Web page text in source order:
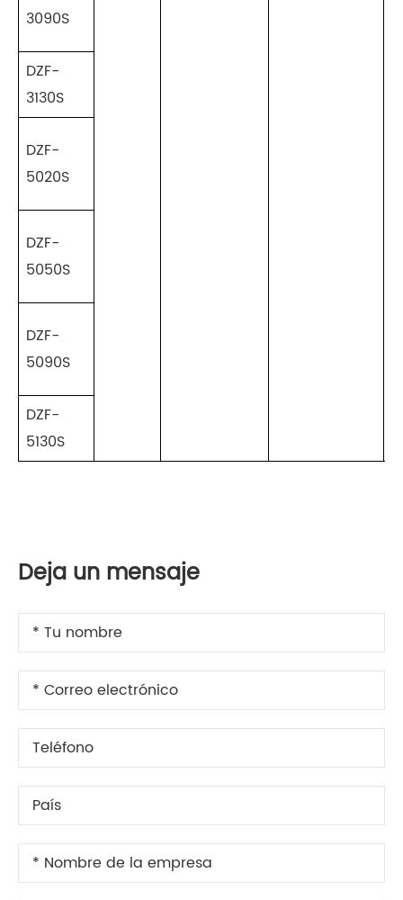
3090S
DZF-
3130S
DZF-
5020S
DZF-
5050S
DZF-
5090S
DZF-
5130S
Deja un mensaje